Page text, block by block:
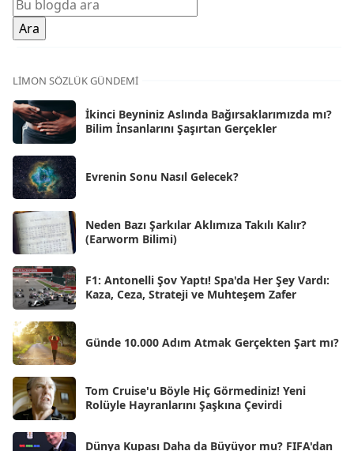
Oca 2026 [72]
Ara 2025
Kas 2025
Eki 2025
Eyl 2025 [56]
Ağu 2025
Tem 2025
Haz 2025
May 2025 [54]
Nis 2025 [56]
Mar 2025
Şub 2025
Oca 2025
Ara 2024 [25]
Kas 2024
[46]
LIMON SÖZLÜK GÜNDEMI
İkinci Beyniniz Aslında Bağırsaklarımızda mı?
Bilim İnsanlarını Şaşırtan Gerçekler
Evrenin Sonu Nasıl Gelecek?
Neden Bazı Şarkılar Aklımıza Takılı Kalır?
(Earworm Bilimi)
F1: Antonelli Şov Yaptı! Spa'da Her Şey Vardı:
Kaza, Ceza, Strateji ve Muhteşem Zafer
Günde 10.000 Adım Atmak Gerçekten Şart mı?
Tom Cruise'u Böyle Hiç Görmediniz! Yeni
Rolüyle Hayranlarını Şaşkına Çevirdi
Dünya Kupası Daha da Büyüyor mu? FIFA'dan